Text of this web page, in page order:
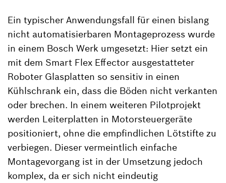
Ein typischer Anwendungsfall für einen bislang
nicht automatisierbaren Montageprozess wurde
in einem Bosch Werk umgesetzt: Hier setzt ein
mit dem Smart Flex Effector ausgestatteter
Roboter Glasplatten so sensitiv in einen
Kühlschrank ein, dass die Böden nicht verkanten
oder brechen. In einem weiteren Pilotprojekt
werden Leiterplatten in Motorsteuergeräte
positioniert, ohne die empfindlichen Lötstifte zu
verbiegen. Dieser vermeintlich einfache
Montagevorgang ist in der Umsetzung jedoch
komplex, da er sich nicht eindeutig